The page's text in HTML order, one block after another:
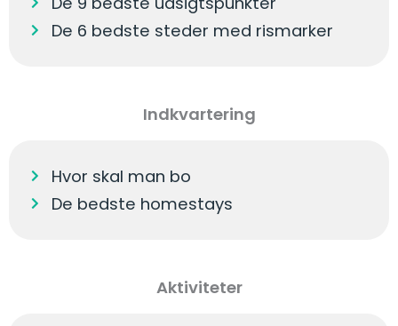
De 6 bedste steder med rismarker
Indkvartering
Hvor skal man bo
De bedste homestays
Aktiviteter